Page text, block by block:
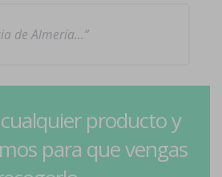
de Almería…
producto y
para que vengas